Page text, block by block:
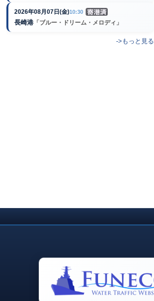
2026年08月07日(金)10:30
長崎港 「ブルー・ドリーム・メロディ」
->もっと見る